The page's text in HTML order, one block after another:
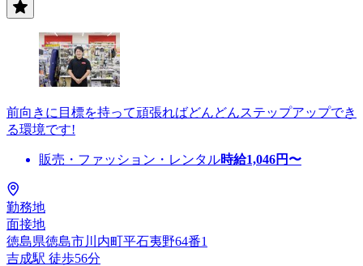
前向きに目標を持って頑張ればどんどんステップアップでき
る環境です!
販売・ファッション・レンタル時給1,046円〜
勤務地
面接地
徳島県徳島市川内町平石夷野64番1
吉成駅 徒歩56分